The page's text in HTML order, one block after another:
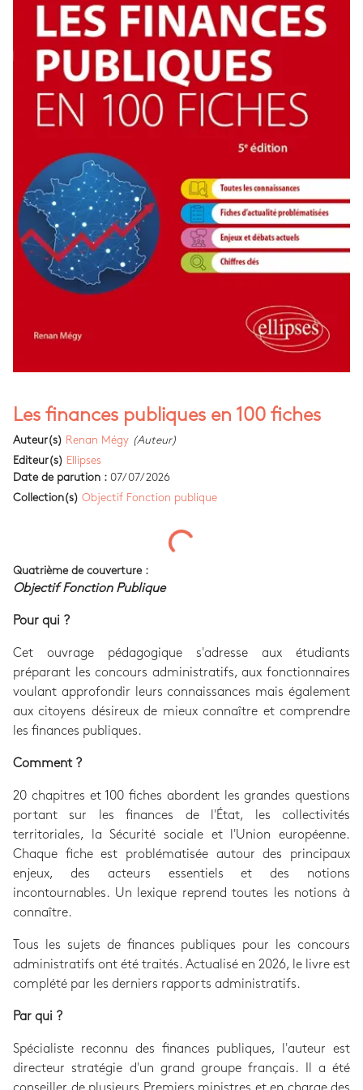
Les finances publiques en 100 fiches
Auteur(s) Renan Mégy (Auteur)
Editeur(s) Ellipses
Date de parution : 07/07/2026
Collection(s) Objectif Fonction publique
Quatrième de couverture :
Objectif Fonction Publique
Pour qui ?
Cet ouvrage pédagogique s'adresse aux étudiants
préparant les concours administratifs, aux fonctionnaires
voulant approfondir leurs connaissances mais également
aux citoyens désireux de mieux connaître et comprendre
les finances publiques.
Comment ?
20 chapitres et 100 fiches abordent les grandes questions
portant sur les finances de l'État, les collectivités
territoriales, la Sécurité sociale et l'Union européenne.
Chaque fiche est problématisée autour des principaux
enjeux, des acteurs essentiels et des notions
incontournables. Un lexique reprend toutes les notions à
connaître.
Tous les sujets de finances publiques pour les concours
administratifs ont été traités. Actualisé en 2026, le livre est
complété par les derniers rapports administratifs.
Par qui ?
Spécialiste reconnu des finances publiques, l'auteur est
directeur stratégie d'un grand groupe français. Il a été